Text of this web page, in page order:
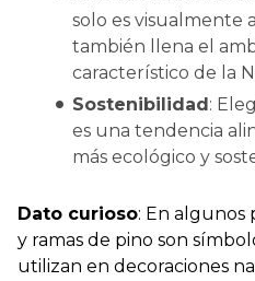
solo es visualmente
también llena el
característico de la
Sostenibilidad:
es una tendencia
más ecológico y
Dato curioso: En algunos
y ramas de pino son
utilizan en decoraciones